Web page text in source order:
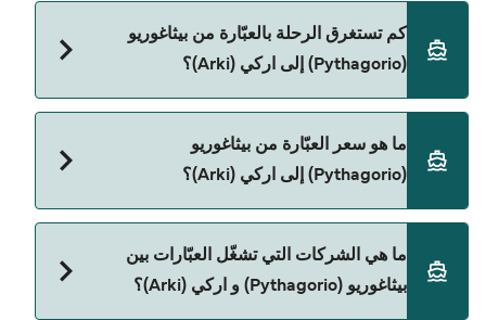
كم تستغرق الرحلة بالعبّارة من بيثاغوريو
(Pythagorio) إلى اركي (Arki)؟
(Arki) تقريباً 1 الساعة 10 دقائق. مدة الإبحار ممكن تختلف
حسب الموسم والشركة، لذلك ننصحك بمراجعة الأوقات
المباشرة باستخدام Direct Ferries Deal Finder.
ما هو سعر العبّارة من بيثاغوريو
(Pythagorio) إلى اركي (Arki)؟
ما هي الشركات التي تشغّل العبّارات بين
بيثاغوريو (Pythagorio) و اركي (Arki)؟